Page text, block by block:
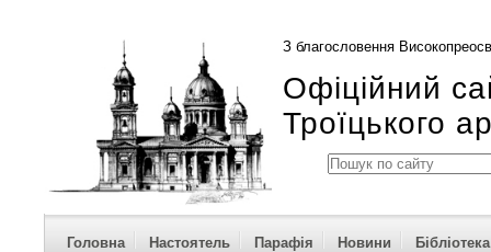
З благословення
Офіційний
Троїцького
Головна Настоятель Парафія Новини Бібліотека